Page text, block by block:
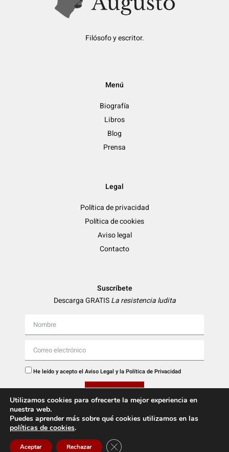
Filósofo y escritor.
Menú
Biografía
Libros
Blog
Prensa
Legal
Política de privacidad
Política de cookies
Aviso legal
Contacto
Suscríbete
Descarga GRATISLa resistencia ludita
He leído y acepto elAviso Legaly laPolítica de Privacidad
Descargar
Utilizamos cookies para ofrecerte la mejor experiencia en
nuestra web.
Puedes aprender más sobre qué cookies utilizamos en las
políticas de cookies.
Aceptar Rechazar Cerrar el banner de cookies RGPD